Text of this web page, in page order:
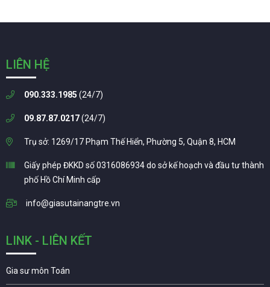
LIÊN HỆ
090.333.1985 (24/7)
09.87.87.0217(24/7)
Trụ sở: 1269/17 Phạm Thế Hiển, Phường 5, Quận 8, HCM
Giấy phép ĐKKD số 0316086934 do sở kế hoạch và đầu tư thành
phố Hồ Chí Minh cấp
info@giasutainangtre.vn
LINK - LIÊN KẾT
Gia sư môn Toán